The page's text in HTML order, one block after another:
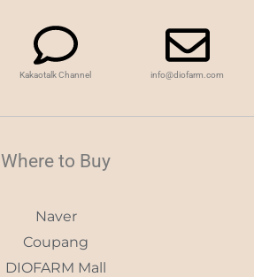
Kakaotalk Channel info@diofarm.com
Where to Buy
Naver
Coupang
DIOFARM Mall